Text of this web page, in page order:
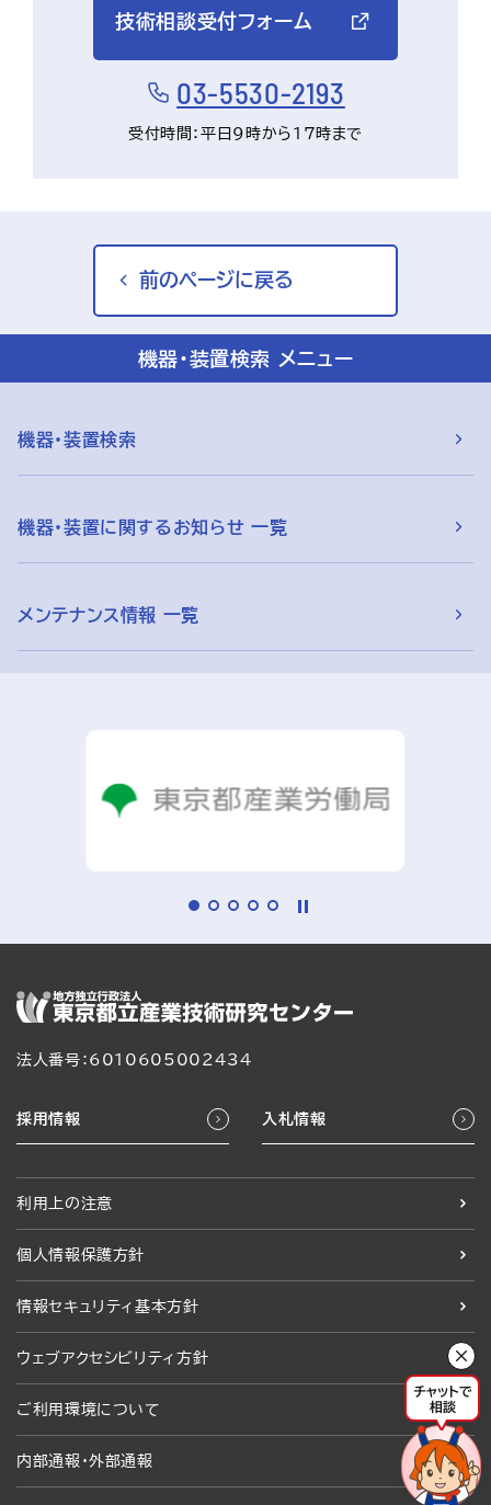
技術相談受付フォーム
03-5530-2193
受付時間：平日9時から17時まで
前のページに戻る
機器・装置検索 メニュー
機器・装置検索
機器・装置に関するお知らせ 一覧
メンテナンス情報 一覧
法人番号：6010605002434
採用情報 入札情報
利用上の注意
個人情報保護方針
情報セキュリティ基本方針
ウェブアクセシビリティ方針
ご利用環境について
内部通報・外部通報